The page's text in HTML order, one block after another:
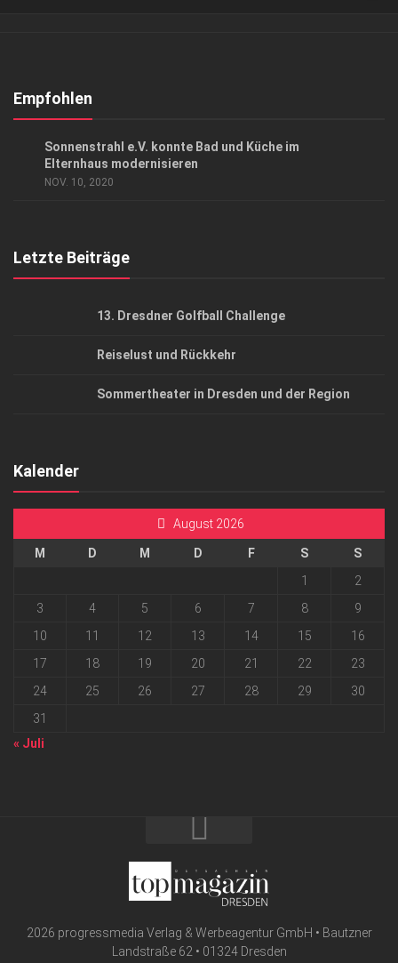
Kontakt, Impressum
Empfohlen
Sonnenstrahl e.V. konnte Bad und Küche im
Elternhaus modernisieren
NOV. 10, 2020
Letzte Beiträge
13. Dresdner Golfball Challenge
Reiselust und Rückkehr
Sommertheater in Dresden und der Region
Kalender
August 2026
M D M D F S
S
1
2
3
4 5 6 7 8
9
10
11 12 13 14 15
16
17
18 19 20 21 22
23
24
25 26 27 28 29
30
31
« Juli
2026 progressmedia Verlag & Werbeagentur GmbH • Bautzner
Landstraße 62 • 01324 Dresden